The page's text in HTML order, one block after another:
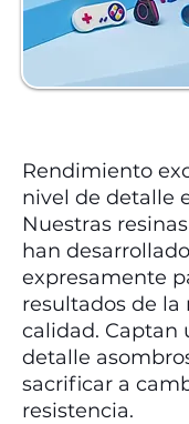
Rendimiento
nivel de detalle
Nuestras
han desarrollado
expresamente
resultados de la
calidad. Captan
detalle
sacrificar a
resistencia.